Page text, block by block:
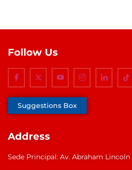
Follow Us
Suggestions Box
Address
Sede Principal: Av. Abraham